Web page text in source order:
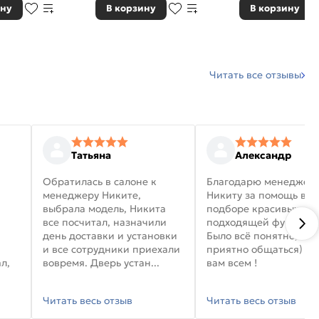
В корзину В корзину
Читать все отзывы
Татьяна
Обратилась в салоне к
менеджеру Никите,
выбрала модель, Никита
все посчитал, назначили
день доставки и установки
и все сотрудники приехали
вовремя. Дверь устан...
Читать весь отзыв
Александр
Благодарю
Никиту за помощь в
подборе красивых
подходящей
Было всё понятно, и
приятно общаться)
вам всем !
Читать весь отзыв